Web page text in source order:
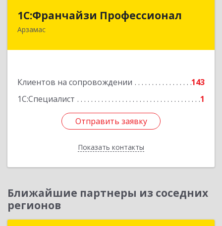
1С:Франчайзи Профессионал
Арзамас
Клиентов на сопровождении
143
1С:Специалист
1
Отправить заявку
Показать контакты
1С:Франчайзи Профессионал
607227, Нижегородская обл, Арзамас г, Кирова
Отправить заявку
Назад
Ближайшие партнеры из соседних
регионов